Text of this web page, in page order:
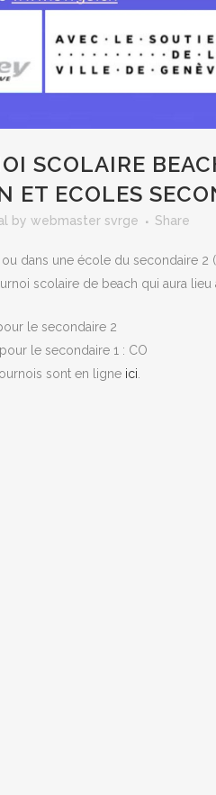
SCOLAIRE
ET ECOLES
by webmaster svrge Share
dans une école du secondaire
scolaire de beach qui aura lieu
le secondaire 2
le secondaire 1 : CO
sont en ligne ici.